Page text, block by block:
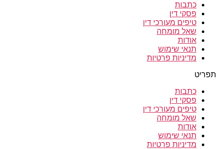
כתבות
פסקי דין
טיפים מעורכי דין
שאל מומחה
אודות
תנאי שימוש
מדיניות פרטיות
תפריט
כתבות
פסקי דין
טיפים מעורכי דין
שאל מומחה
אודות
תנאי שימוש
מדיניות פרטיות